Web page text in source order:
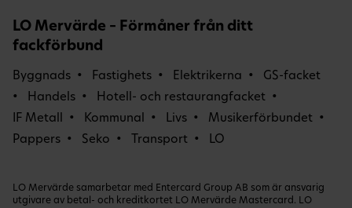
LO Mervärde – Förmåner från ditt
fackförbund
Byggnads Fastighets Elektrikerna
GS-facket
Handels
Hotell- och restaurangfacket
IF Metall
Kommunal Livs
Musikerförbundet
Pappers
Seko Transport LO
LO Mervärde samarbetar med Entercard Group AB som är ansvarig
utgivare av betal- och kreditkortet LO Mervärde Mastercard. LO